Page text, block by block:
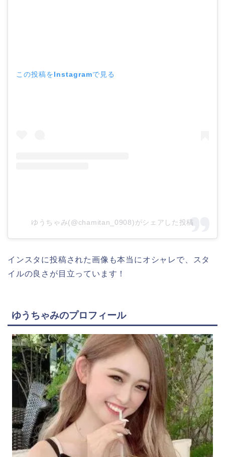
この投稿をInstagramで見る
ゆうちゃみ(@chamitan_0908)がシェアした投稿
インスタに投稿された画像も本当にオシャレで、スタ
イルの良さが目立っています！
ゆうちゃみのプロフィール